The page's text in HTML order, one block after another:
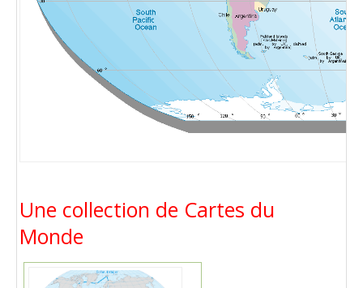
Une collection de Cartes du
Monde